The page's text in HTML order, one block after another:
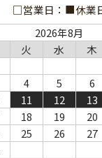
□営業日：■休業
2026年8月
火 水 木
4 5 6
11 12 13
18 19 20
25 26 27